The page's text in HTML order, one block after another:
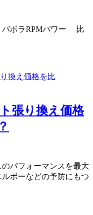
ボラRPMパワー 比
張り換え価格
パフォーマンスを最大
ボーなどの予防にもつ